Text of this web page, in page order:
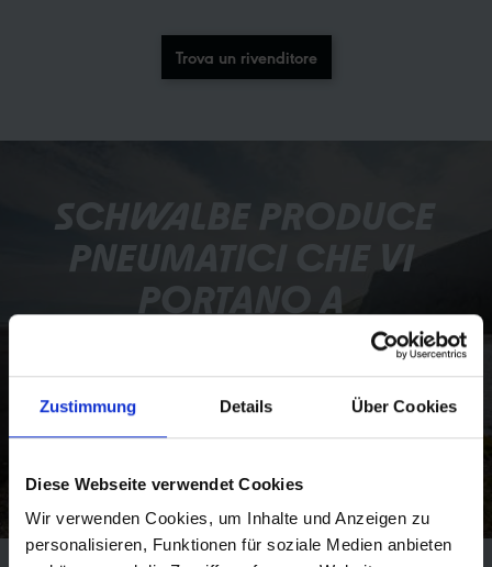
Zustimmung Details Über Cookies
Diese Webseite verwendet Cookies
Wir verwenden Cookies, um Inhalte und Anzeigen zu
personalisieren, Funktionen für soziale Medien anbieten
Trova un rivenditore
SCHWALBE PRODUCE
PNEUMATICI CHE VI
PORTANO A
OVUNQUE ESSA SIA.
I valori aziendali